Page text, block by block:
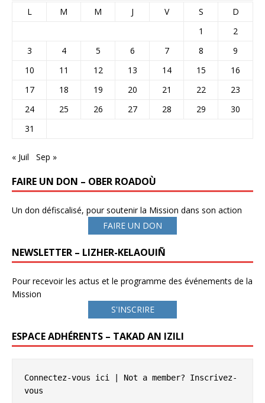
L M M J V S
D
1
2
3
4 5 6 7 8
9
10
11 12 13 14 15
16
17
18 19 20 21 22
23
24
25 26 27 28 29
30
31
« Juil Sep »
FAIRE UN DON – OBER ROADOÙ
Un don défiscalisé, pour soutenir la Mission dans son action
FAIRE UN DON
NEWSLETTER – LIZHER-KELAOUIÑ
Pour recevoir les actus et le programme des événements de la
Mission
S'INSCRIRE
ESPACE ADHÉRENTS – TAKAD AN IZILI
Connectez-vous ici | Not a member? Inscrivez-
vous